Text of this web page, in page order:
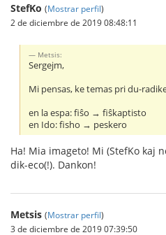
StefKo (Mostrar perfil)
2 de diciembre de 2019 08:48:11
Metsis:
Sergejm,
Mi pensas, ke temas pri du-
en la espa: fiŝo → fiŝkaptisto
en Ido: fisho → peskero
Ha! Mia imageto! Mi (StefKo kaj
dik-eco(!). Dankon!
Metsis (Mostrar perfil)
3 de diciembre de 2019 07:39:50